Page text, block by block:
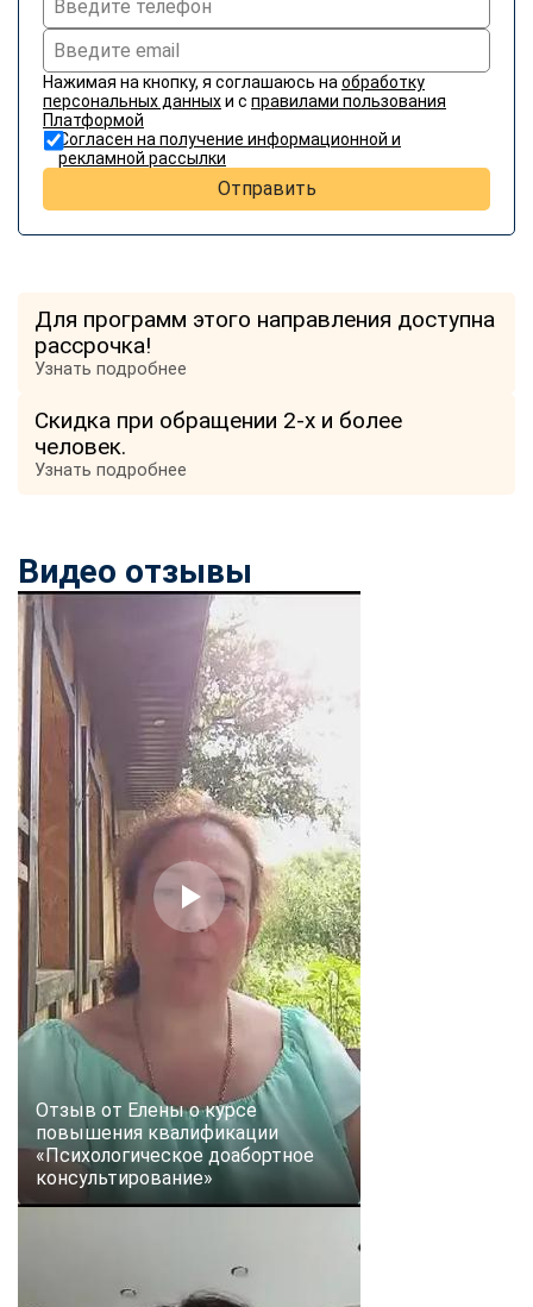
Нажимая на кнопку, я соглашаюсь на обработку
персональных данныхи с правилами пользования
Платформой
Согласен на получение информационной и
рекламной рассылки
Отправить
Для программ этого направления доступна
рассрочка!
Узнать подробнее
Скидка при обращении 2-х и более
человек.
Узнать подробнее
Видео отзывы
Отзыв от Елены о курсе
повышения квалификации
«Психологическое доабортное
консультирование»